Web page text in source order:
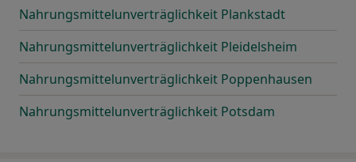
Nahrungsmittelunverträglichkeit Plankstadt
Nahrungsmittelunverträglichkeit Pleidelsheim
Nahrungsmittelunverträglichkeit Poppenhausen
Nahrungsmittelunverträglichkeit Potsdam